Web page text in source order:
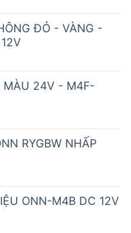
ĐỎ - VÀNG -
MÀU 24V - M4F-
RYGBW NHẤP
ONN-M4B DC 12V